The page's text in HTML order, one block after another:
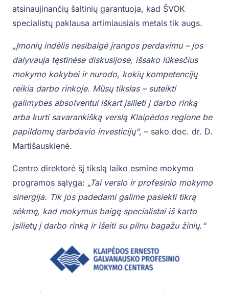
atsinaujinančių šaltinių garantuoja, kad ŠVOK
specialistų paklausa artimiausiais metais tik augs.
„Įmonių indėlis nesibaigė įrangos perdavimu – jos
dalyvauja tęstinėse diskusijose, išsako lūkesčius
mokymo kokybei ir nurodo, kokių kompetencijų
reikia darbo rinkoje. Mūsų tikslas – suteikti
galimybes absolventui iškart įsilieti į darbo rinką
arba kurti savarankišką verslą Klaipėdos regione be
papildomų darbdavio investicijų“, – sako doc. dr. D.
Martišauskienė.
Centro direktorė šį tikslą laiko esmine mokymo
programos sąlyga: „Tai verslo ir profesinio mokymo
sinergija. Tik jos padedami galime pasiekti tikrą
sėkmę, kad mokymus baigę specialistai iš karto
įsilietų į darbo rinką ir išeiti su pilnu bagažu žinių.“